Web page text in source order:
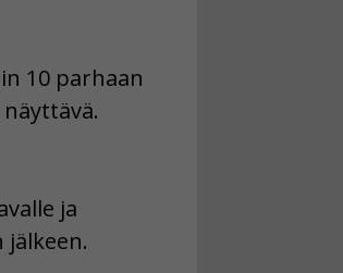
10 parhaan
ja
jälkeen.